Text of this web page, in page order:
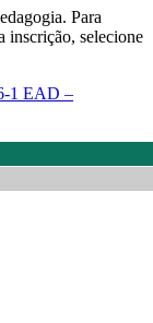
Para
inscrição, selecione
1 EAD –